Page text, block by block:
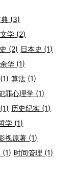
(3)
学 (2)
(2) 日本史 (1)
余华 (1)
(1) 算法 (1)
罪心理学 (1)
(1) 历史纪实 (1)
学 (1)
视原著 (1)
(1) 时间管理 (1)